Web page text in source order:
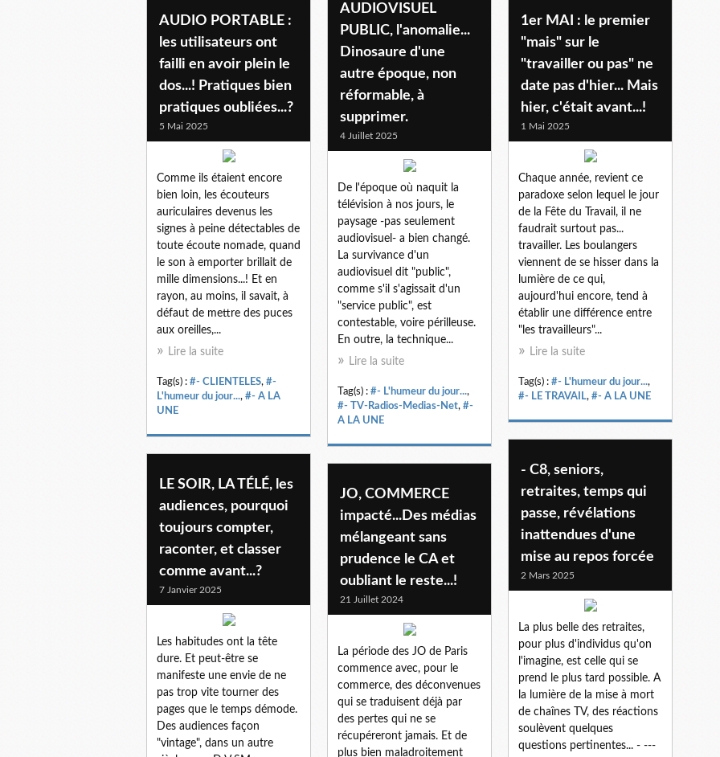
AUDIOVISUEL
PUBLIC, l'anomalie...
Dinosaure d'une
autre époque, non
réformable, à
supprimer.
4 Juillet 2025
De l'époque où naquit la
télévision à nos jours, le
paysage -pas seulement
audiovisuel- a bien changé.
La survivance d'un
audiovisuel dit "public",
comme s'il s'agissait d'un
"service public", est
contestable, voire périlleuse.
En outre, la technique...
Lire la suite
Tag(s) : #- L'humeur du jour...,
#- TV-Radios-Medias-Net, #-
A LA UNE
AUDIO PORTABLE :
les utilisateurs ont
failli en avoir plein le
dos...! Pratiques bien
pratiques oubliées...?
5 Mai 2025
Comme ils étaient encore
bien loin, les écouteurs
auriculaires devenus les
signes à peine détectables de
toute écoute nomade, quand
le son à emporter brillait de
mille dimensions...! Et en
rayon, au moins, il savait, à
défaut de mettre des puces
aux oreilles,...
Lire la suite
Tag(s) : #- CLIENTELES, #-
L'humeur du jour..., #- A LA
UNE
1er MAI : le premier
"mais" sur le
"travailler ou pas" ne
date pas d'hier... Mais
hier, c'était avant...!
1 Mai 2025
Chaque année, revient ce
paradoxe selon lequel le jour
de la Fête du Travail, il ne
faudrait surtout pas...
travailler. Les boulangers
viennent de se hisser dans la
lumière de ce qui,
aujourd'hui encore, tend à
établir une différence entre
"les travailleurs"...
Lire la suite
Tag(s) : #- L'humeur du jour...,
#- LE TRAVAIL, #- A LA UNE
- C8, seniors,
retraites, temps qui
passe, révélations
inattendues d'une
mise au repos forcée
2 Mars 2025
La plus belle des retraites,
pour plus d'individus qu'on
l'imagine, est celle qui se
prend le plus tard possible. A
la lumière de la mise à mort
de chaînes TV, des réactions
soulèvent quelques
questions pertinentes... - ---
LE SOIR, LA TÉLÉ, les
audiences, pourquoi
toujours compter,
raconter, et classer
comme avant...?
7 Janvier 2025
Les habitudes ont la tête
dure. Et peut-être se
manifeste une envie de ne
pas trop vite tourner des
pages que le temps démode.
Des audiences façon
"vintage", dans un autre
JO, COMMERCE
impacté...Des médias
mélangeant sans
prudence le CA et
oubliant le reste...!
21 Juillet 2024
La période des JO de Paris
commence avec, pour le
commerce, des déconvenues
qui se traduisent déjà par
des pertes qui ne se
récupéreront jamais. Et de
plus bien maladroitement